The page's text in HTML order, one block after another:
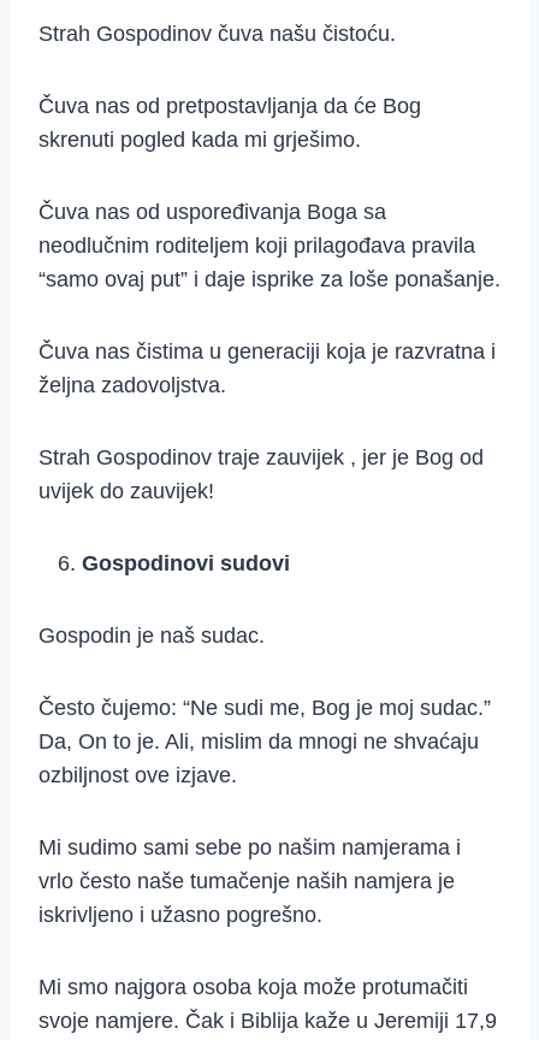
Strah Gospodinov čuva našu čistoću.
Čuva nas od pretpostavljanja da će Bog
skrenuti pogled kada mi grješimo.
Čuva nas od uspoređivanja Boga sa
neodlučnim roditeljem koji prilagođava pravila
“samo ovaj put” i daje isprike za loše ponašanje.
Čuva nas čistima u generaciji koja je razvratna i
željna zadovoljstva.
Strah Gospodinov traje zauvijek , jer je Bog od
uvijek do zauvijek!
Gospodinovi sudovi
Gospodin je naš sudac.
Često čujemo: “Ne sudi me, Bog je moj sudac.”
Da, On to je. Ali, mislim da mnogi ne shvaćaju
ozbiljnost ove izjave.
Mi sudimo sami sebe po našim namjerama i
vrlo često naše tumačenje naših namjera je
iskrivljeno i užasno pogrešno.
Mi smo najgora osoba koja može protumačiti
svoje namjere. Čak i Biblija kaže u Jeremiji 17,9